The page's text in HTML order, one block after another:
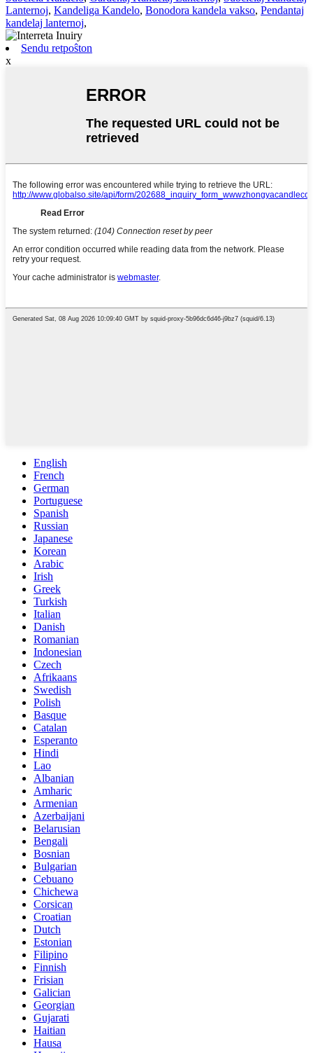
Lanternoj, Kandeliga Kandelo, Bonodora kandela vakso, Pendantaj
kandelaj lanternoj,
Sendu retpoŝton
x
English
French
German
Portuguese
Spanish
Russian
Japanese
Korean
Arabic
Irish
Greek
Turkish
Italian
Danish
Romanian
Indonesian
Czech
Afrikaans
Swedish
Polish
Basque
Catalan
Esperanto
Hindi
Lao
Albanian
Amharic
Armenian
Azerbaijani
Belarusian
Bengali
Bosnian
Bulgarian
Cebuano
Chichewa
Corsican
Croatian
Dutch
Estonian
Filipino
Finnish
Frisian
Galician
Georgian
Gujarati
Haitian
Hausa